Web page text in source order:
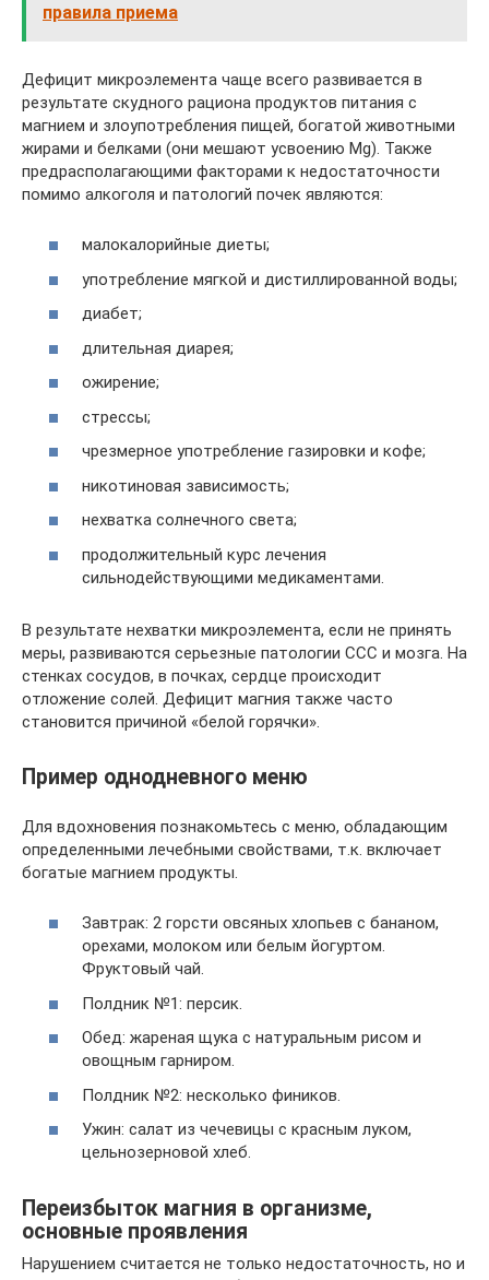
правила приема
Дефицит микроэлемента чаще всего развивается в
результате скудного рациона продуктов питания с
магнием и злоупотребления пищей, богатой животными
жирами и белками (они мешают усвоению Mg). Также
предрасполагающими факторами к недостаточности
помимо алкоголя и патологий почек являются:
малокалорийные диеты;
употребление мягкой и дистиллированной воды;
диабет;
длительная диарея;
ожирение;
стрессы;
чрезмерное употребление газировки и кофе;
никотиновая зависимость;
нехватка солнечного света;
продолжительный курс лечения
сильнодействующими медикаментами.
В результате нехватки микроэлемента, если не принять
меры, развиваются серьезные патологии ССС и мозга. На
стенках сосудов, в почках, сердце происходит
отложение солей. Дефицит магния также часто
становится причиной «белой горячки».
Пример однодневного меню
Для вдохновения познакомьтесь с меню, обладающим
определенными лечебными свойствами, т.к. включает
богатые магнием продукты.
Завтрак: 2 горсти овсяных хлопьев с бананом,
орехами, молоком или белым йогуртом.
Фруктовый чай.
Полдник №1: персик.
Обед: жареная щука с натуральным рисом и
овощным гарниром.
Полдник №2: несколько фиников.
Ужин: салат из чечевицы с красным луком,
цельнозерновой хлеб.
Переизбыток магния в организме,
основные проявления
Нарушением считается не только недостаточность, но и